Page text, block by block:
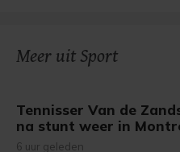
Meer uit Sport
Tennisser Van de
na stunt weer in
6 uur geleden